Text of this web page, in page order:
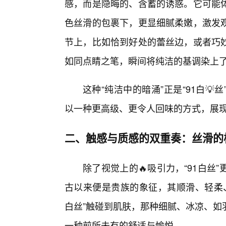
感，而是隐晦的、含蓄的诱惑。它可
色丝滑的包裹下，更显细腻柔嫩，激
节上，比如恰到好处的蕾丝边，或者
如同点睛之笔，瞬间将纯洁的基调染上
这种“纯洁中的暗涌”正是“91白💡
以一种更高级、更令人回味的方式，展
二、触感与质感的双重奏：丝滑
除了视觉上的🔥吸引力，“91白丝
古以来便是贵族的象征，其顺滑、轻
白丝”触碰到肌肤，那种细腻、冰凉、